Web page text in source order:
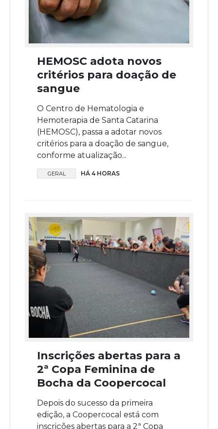
HEMOSC adota novos
critérios para doação de
sangue
O Centro de Hematologia e
Hemoterapia de Santa Catarina
(HEMOSC), passa a adotar novos
critérios para a doação de sangue,
conforme atualização...
GERAL HÁ 4 HORAS
Inscrições abertas para a
2ª Copa Feminina de
Bocha da Coopercocal
Depois do sucesso da primeira
edição, a Coopercocal está com
inscrições abertas para a 2ª Copa